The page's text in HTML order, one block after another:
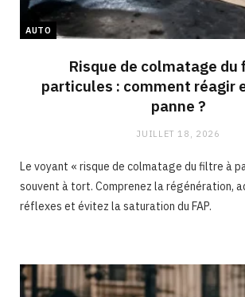
AUTO
Risque de colmatage du
particules : comment réagir
panne ?
JUILLET 18, 2026
Le voyant « risque de colmatage du filtre à
souvent à tort. Comprenez la régénération,
réflexes et évitez la saturation du FAP.